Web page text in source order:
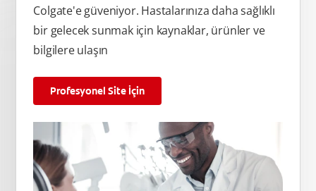
Colgate'e güveniyor. Hastalarınıza daha sağlıklı
bir gelecek sunmak için kaynaklar, ürünler ve
bilgilere ulaşın
Profesyonel Site İçin